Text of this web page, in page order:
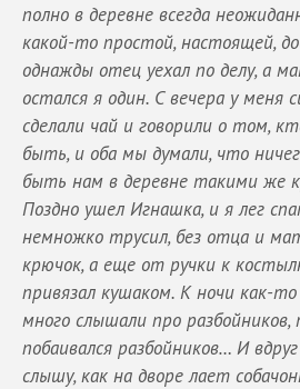
полно в деревне всегда
какой-то простой, настоящей,
однажды отец уехал по делу, а
остался я один. С вечера у меня
сделали чай и говорили о том,
быть, и оба мы думали, что
быть нам в деревне такими же
Поздно ушел Игнашка, и я лег
немножко трусил, без отца и
крючок, а еще от ручки к
привязал кушаком. К ночи как-
много слышали про разбойников,
побаивался разбойников… И
слышу, как на дворе лает